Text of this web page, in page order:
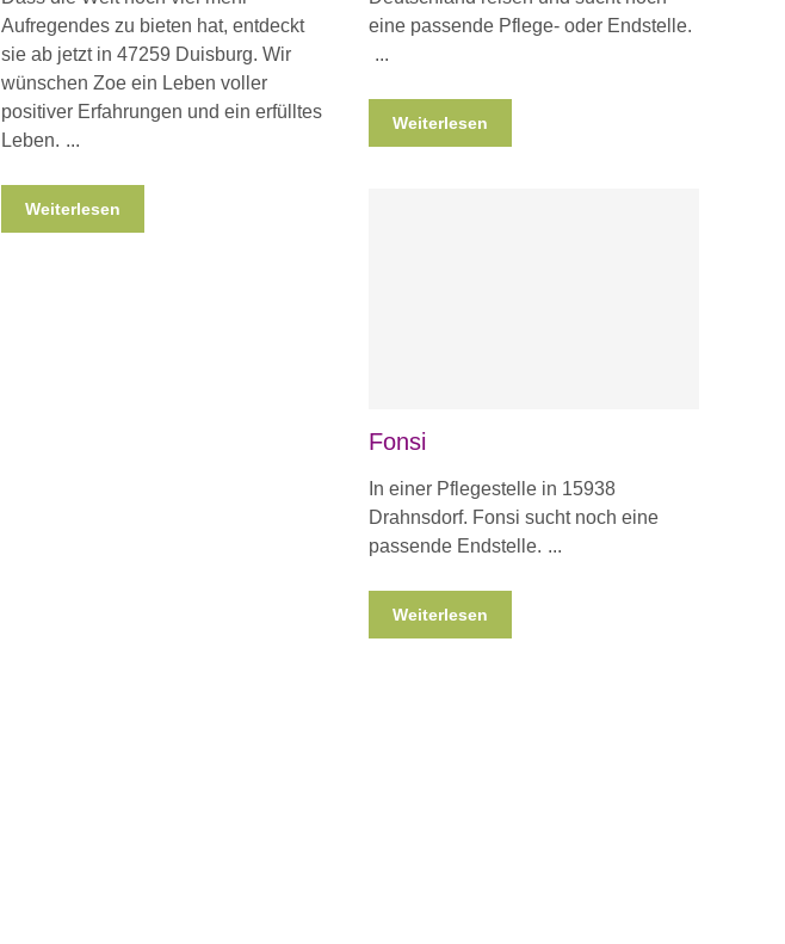
Aufregendes zu bieten hat, entdeckt
sie ab jetzt in 47259 Duisburg. Wir
wünschen Zoe ein Leben voller
positiver Erfahrungen und ein erfülltes
Leben.
Weiterlesen
eine passende Pflege- oder Endstelle.
Weiterlesen
Fonsi
In einer Pflegestelle in 15938
Drahnsdorf. Fonsi sucht noch eine
passende Endstelle.
Weiterlesen